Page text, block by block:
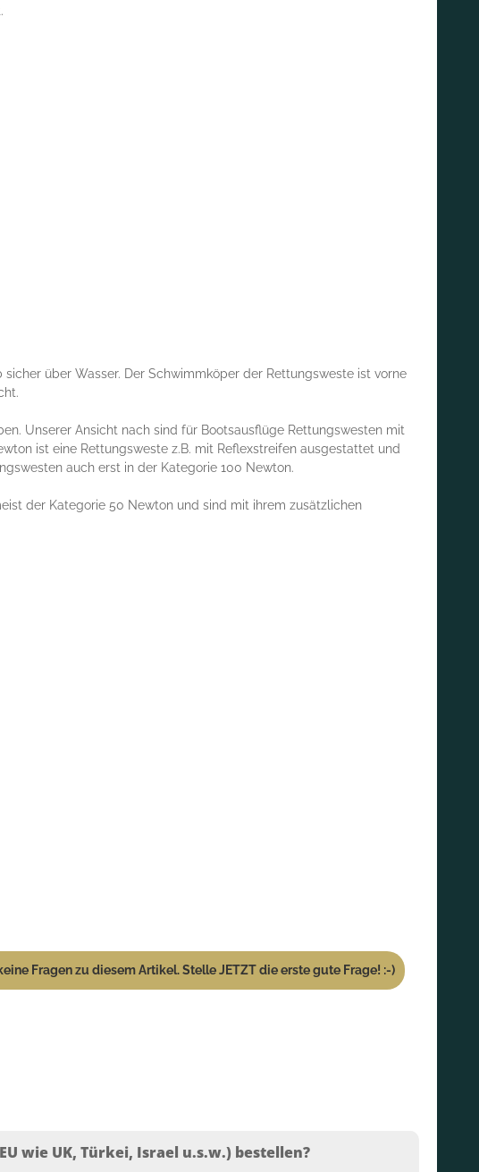
über Wasser. Der Schwimmköper der Rettungsweste ist vorne
Unserer Ansicht nach sind für Bootsausflüge Rettungswesten mit
ist eine Rettungsweste z.B. mit Reflexstreifen ausgestattet und
auch erst in der Kategorie 100 Newton.
der Kategorie 50 Newton und sind mit ihrem zusätzlichen
Fragen zu diesem Artikel. Stelle JETZT die erste gute Frage! :-)
wie UK, Türkei, Israel u.s.w.) bestellen?